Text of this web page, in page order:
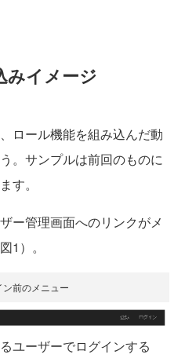
みイメージ
ロール機能を組み込んだ動
。サンプルは前回のものに
す。
ー管理画面へのリンクがメ
1）。
前のメニュー
ユーザーでログインする